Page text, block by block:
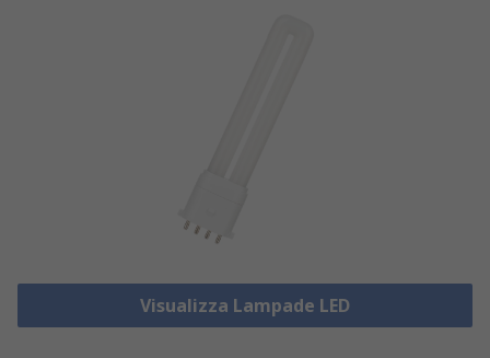
Visualizza Lampade LED